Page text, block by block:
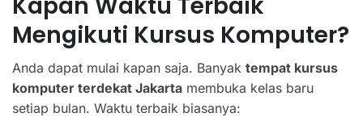
Mengikuti Kursus Komputer?
Anda dapat mulai kapan saja. Banyak tempat kursus
komputer terdekat Jakarta membuka kelas baru
setiap bulan. Waktu terbaik biasanya: